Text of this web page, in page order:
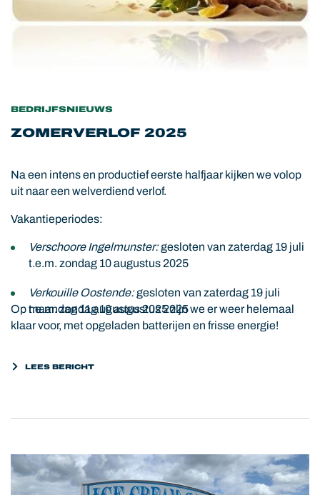
BEDRIJFSNIEUWS
ZOMERVERLOF 2025
Na een intens en productief eerste halfjaar kijken we volop
uit naar een welverdiend verlof.
Vakantieperiodes:
Verschoore Ingelmunster:gesloten van zaterdag 19 juli
t.e.m. zondag 10 augustus 2025
Verkouille Oostende:gesloten van zaterdag 19 juli
t.e.m. zondag 10 augustus 2025
Opmaandag 11 augustus 2025zijn we er weer helemaal
klaar voor, met opgeladen batterijen en frisse energie!
LEES BERICHT